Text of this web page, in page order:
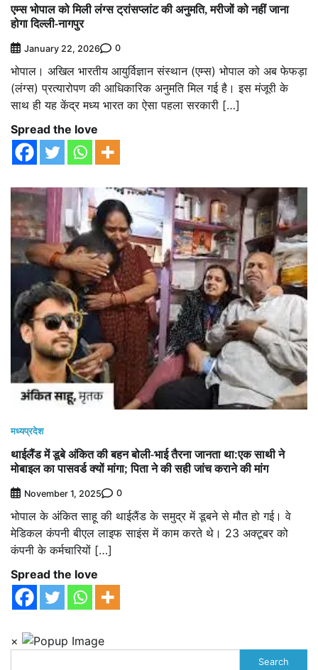
एम्स भोपाल को मिली लंग्स ट्रांसप्लांट की अनुमति, मरीजों को नहीं जाना
होगा दिल्ली-नागपुर
January 22, 2026 0
भोपाल। अखिल भारतीय आयुर्विज्ञान संस्थान (एम्स) भोपाल को अब फेफड़ा
(लंग्स) प्रत्यारोपण की आधिकारिक अनुमति मिल गई है। इस मंजूरी के
साथ ही यह केंद्र मध्य भारत का ऐसा पहला सरकारी […]
Spread the love
मध्यप्रदेश
थाईलैंड में डूबे अंकित की बहन बोली-भाई तैरना जानता था:एक साथी ने
मोबाइल का पासवर्ड क्यों मांगा; पिता ने की सही जांच कराने की मांग
November 1, 2025 0
भोपाल के अंकित साहू की थाईलैंड के समुद्र में डूबने से मौत हो गई। वे
मेडिकल कंपनी बीएल लाइफ साइंस में काम करते थे। 23 अक्टूबर को
कंपनी के कर्मचारियों […]
Spread the love
×
Search